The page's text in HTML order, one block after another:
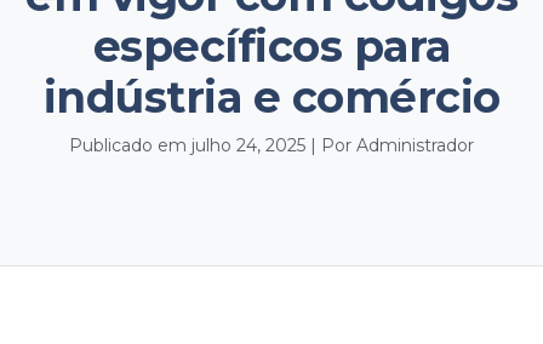
específicos para
indústria e comércio
Publicado em julho 24, 2025 | Por Administrador